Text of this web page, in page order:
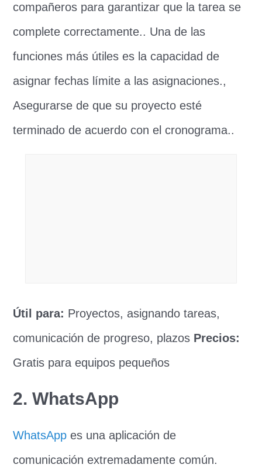
compañeros para garantizar que la tarea se
complete correctamente.. Una de las
funciones más útiles es la capacidad de
asignar fechas límite a las asignaciones.,
Asegurarse de que su proyecto esté
terminado de acuerdo con el cronograma..
Útil para: Proyectos, asignando tareas,
comunicación de progreso, plazos Precios:
Gratis para equipos pequeños
2. WhatsApp
WhatsApp es una aplicación de
comunicación extremadamente común.